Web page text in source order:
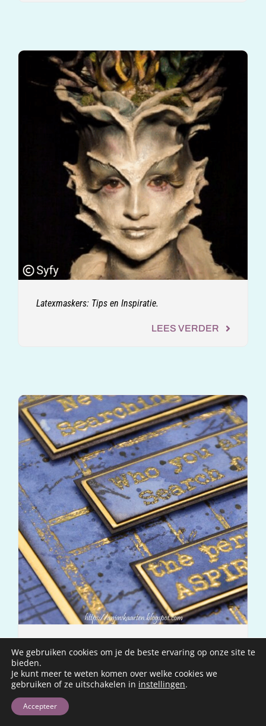
Latexmaskers: Tips en Inspiratie.
LEES VERDER
Creatie By Anja & IndigoBlu
LEES VERDER
We gebruiken cookies om je de beste ervaring op onze site te
bieden.
Je kunt meer te weten komen over welke cookies we
gebruiken of ze uitschakelen in instellingen.
Accepteer